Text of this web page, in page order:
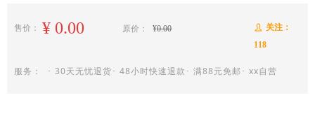
售价： ¥ 0.00 原价： ¥0.00 ꄑ 关注：
118
服务： ･ 30天无忧退货･ 48小时快速退款･ 满88元免邮･ xx自营